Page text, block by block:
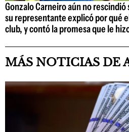
Gonzalo Carneiro aún no
su representante explicó por qué
club, y contó la promesa que le
MÁS NOTICIAS DE